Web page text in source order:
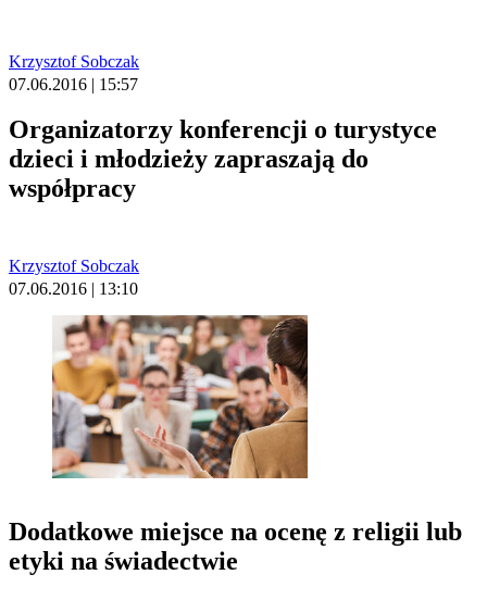
Krzysztof Sobczak
07.06.2016 | 15:57
Organizatorzy konferencji o turystyce
dzieci i młodzieży zapraszają do
współpracy
Krzysztof Sobczak
07.06.2016 | 13:10
Dodatkowe miejsce na ocenę z religii lub
etyki na świadectwie